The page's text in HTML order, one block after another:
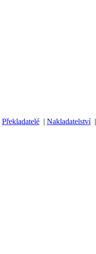
Překladatelé | Nakladatelství|